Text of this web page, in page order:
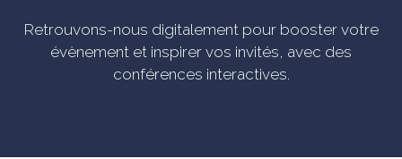
Retrouvons-nous digitalement pour booster votre
évènement et inspirer vos invités, avec des
conférences interactives.